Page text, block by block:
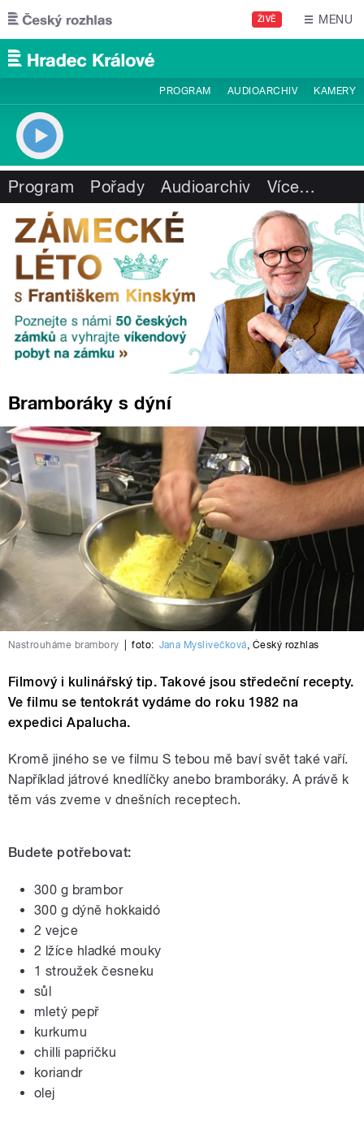
Přejít k hlavnímu obsahu
ŽIVĚ MENU
PROGRAM AUDIOARCHIV KAMERY
Program Pořady Audioarchiv Více…
Bramboráky s dýní
Nastrouháme brambory foto: Jana Myslivečková, Český rozhlas
Filmový i kulinářský tip. Takové jsou středeční recepty.
Ve filmu se tentokrát vydáme do roku 1982 na
expedici Apalucha.
Kromě jiného se ve filmu S tebou mě baví svět také vaří.
Například játrové knedlíčky anebo bramboráky. A právě k
těm vás zveme v dnešních receptech.
Budete potřebovat:
300 g brambor
300 g dýně hokkaidó
2 vejce
2 lžíce hladké mouky
1 stroužek česneku
sůl
mletý pepř
kurkumu
chilli papričku
koriandr
olej